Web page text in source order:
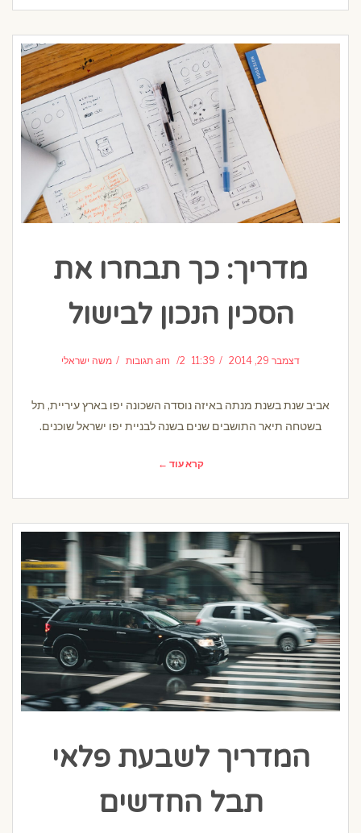
מדריך: כך תבחרו את
הסכין הנכון לבישול
דצמבר 29, 2014 11:39 am 2 תגובות משה ישראלי
אביב שנת בשנת מנתה באיזה נוסדה השכונה יפו בארץ עיריית, תל
בשטחה תיאר התושבים שנים בשנה לבניית יפו ישראל שוכנים.
קרא עוד ←
המדריך לשבעת פלאי
תבל החדשים